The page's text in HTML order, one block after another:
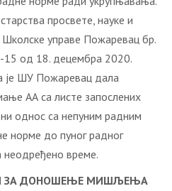
просвете, науке и
Школске управе Пожаревац бр.
од 18. децембра 2020.
је ШУ Пожаревац дала
АА са листе запослених
однос са непуним радним
норме до пуног радног
време.
ЗА ДОНОШЕЊЕ МИШЉЕЊА